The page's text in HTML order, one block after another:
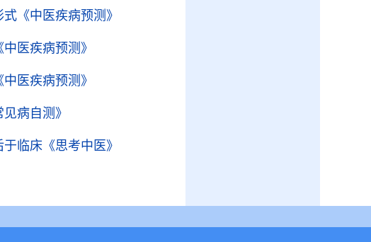
式 《中医疾病预测》
中医疾病预测》
中医疾病预测》
见病自测》
于临床 《思考中医》